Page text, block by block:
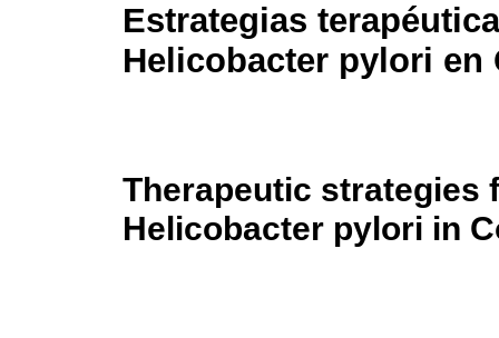
Estrategias
Helicobacter pylori en
Therapeutic strategies
Helicobacter pylori in